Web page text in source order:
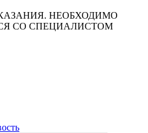
НЕОБХОДИМО
СО СПЕЦИАЛИСТОМ